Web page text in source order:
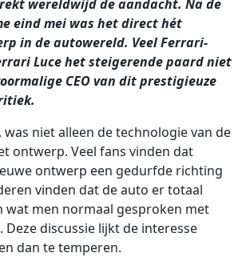
wereldwijd de aandacht. Na de
eind mei was het direct hét
in de autowereld. Veel Ferrari-
Luce het steigerende paard niet
CEO van dit prestigieuze
niet alleen de technologie van de
ontwerp. Veel fans vinden dat
ontwerp een gedurfde richting
vinden dat de auto er totaal
wat men normaal gesproken met
Deze discussie lijkt de interesse
dan te temperen.